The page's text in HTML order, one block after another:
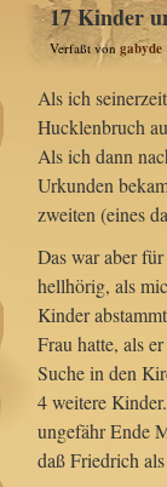
17 Kinder
Verfaßt von gabyde
Als ich
Hucklenbruch
Als ich dann
Urkunden
zweiten (eines
Das war aber
hellhörig, als
Kinder
Frau hatte, als
Suche in den
4 weitere
ungefähr Ende
daß Friedrich